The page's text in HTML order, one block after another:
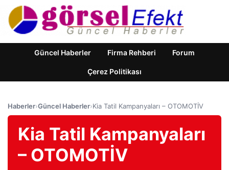
Güncel Haberler Firma Rehberi Forum
Çerez Politikası
Haberler›Güncel Haberler›Kia Tatil Kampanyaları – OTOMOTİV
Kia Tatil Kampanyaları
– OTOMOTİV